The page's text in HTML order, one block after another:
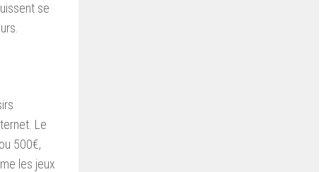
se
Le
500€,
les jeux